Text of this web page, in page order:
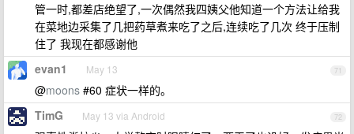
管一时,都差店绝望了,一次偶然我四姨父他知道一个方法让给我
在菜地边采集了几把药草煮来吃了之后,连续吃了几次 终于压制
住了 我现在都感谢他
71
evan1 May 13
@moons #60 症状一样的。
72
TimG May 13 via Android